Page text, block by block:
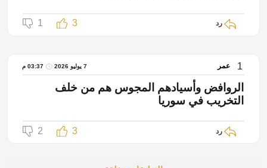
رد 3
1
1 عمر 7 يوليو 2026 03:37 م
الروافض وأسيادهم المجوس هم من خلف
التخريب في سوريا
رد 3
2